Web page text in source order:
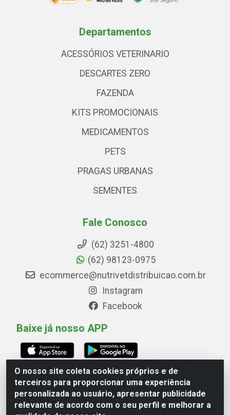
O nosso site coleta cookies próprios e de
terceiros para proporcionar uma experiência
personalizada ao usuário, apresentar publicidade
relevante de acordo com o seu perfil e melhorar a
Departamentos
ACESSÓRIOS VETERINARIO
DESCARTES ZERO
FAZENDA
KITS PROMOCIONAIS
MEDICAMENTOS
PETS
PRAGAS URBANAS
SEMENTES
Fale Conosco
(62) 3251-4800
(62) 98123-0975
ecommerce@nutrivetdistribuicao.com.br
Instagram
Facebook
Baixe já nosso APP
Avenida Marginal Norte, 266, Quadrai Lt 16 - Set
Marechal Rondon, Goiânia/GO - CEP 74.560-180 - CNPJ
00.748.593/0001-79